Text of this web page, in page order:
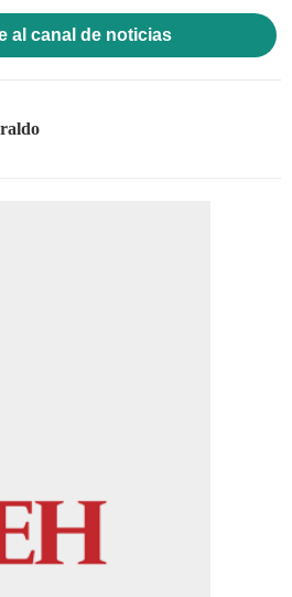
al canal de noticias